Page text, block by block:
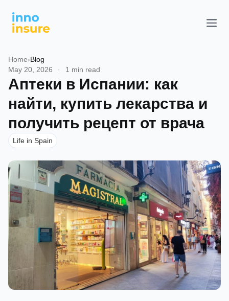
Home›Blog
May 20, 2026
· 1 min read
Аптеки в Испании: как
найти, купить лекарства и
получить рецепт от врача
Life in Spain